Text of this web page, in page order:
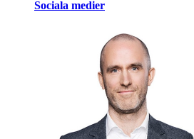
Sociala medier